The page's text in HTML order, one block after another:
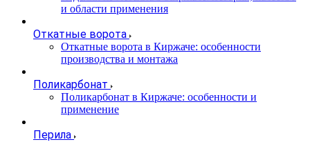
и области применения
Откатные ворота
Откатные ворота в Киржаче: особенности
производства и монтажа
Поликарбонат
Поликарбонат в Киржаче: особенности и
применение
Перила